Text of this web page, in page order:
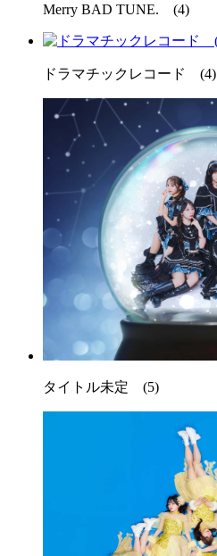
Merry BAD TUNE. (4)
ドラマチックレコード (4)
タイトル未定 (5)